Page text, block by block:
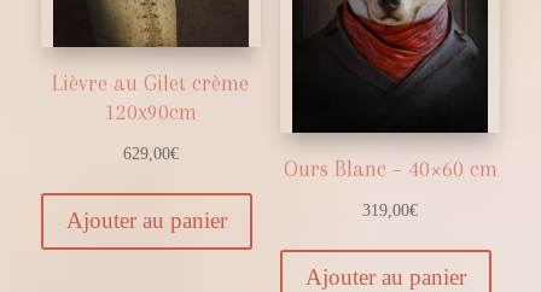
Lièvre au Gilet crème
120x90cm
629,00€
Ajouter au panier
Ours Blanc – 40×60 cm
319,00€
Ajouter au panier